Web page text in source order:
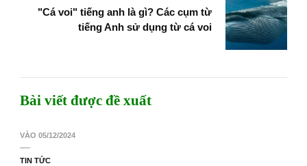
"Cá voi" tiếng anh là gì? Các cụm từ
tiếng Anh sử dụng từ cá voi
Bài viết được đề xuất
VÀO 05/12/2024
TIN TỨC